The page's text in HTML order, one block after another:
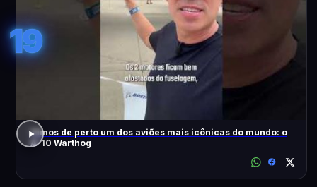
19
Vimos de perto um dos aviões mais icônicas do mundo: o
A-10 Warthog